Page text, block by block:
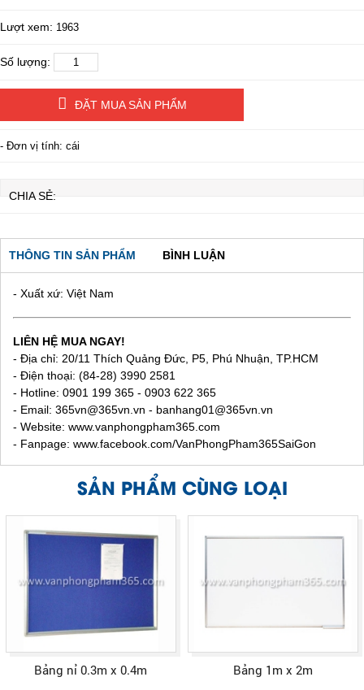
Lượt xem: 1963
Số lượng:
ĐẶT MUA SẢN PHẨM
- Đơn vị tính: cái
CHIA SẺ:
THÔNG TIN SẢN PHẨM BÌNH LUẬN
- Xuất xứ: Việt Nam
LIÊN HỆ MUA NGAY!
- Địa chỉ: 20/11 Thích Quảng Đức, P5, Phú Nhuận, TP.HCM
- Điện thoại: (84-28) 3990 2581
- Hotline: 0901 199 365 - 0903 622 365
- Email: 365vn@365vn.vn - banhang01@365vn.vn
- Website: www.vanphongpham365.com
- Fanpage: www.facebook.com/VanPhongPham365SaiGon
SẢN PHẨM CÙNG LOẠI
Bảng nỉ 0.3m x 0.4m
Bảng 1m x 2m